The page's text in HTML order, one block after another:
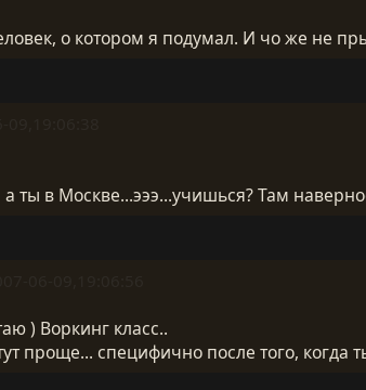
о котором я подумал. И чо же не
а ты в Москве...эээ...учишься? Там
) Воркинг класс..
проще... специфично после того, когда